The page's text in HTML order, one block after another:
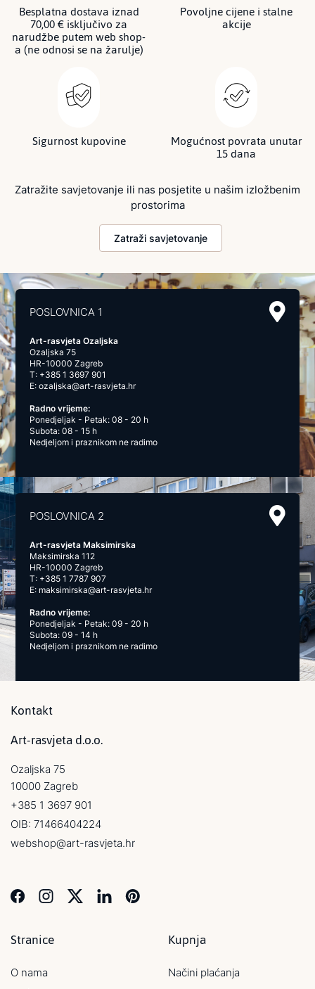
Besplatna dostava iznad
70,00 € isključivo za
narudžbe putem web shop-
a (ne odnosi se na žarulje)
Povoljne cijene i stalne
akcije
Sigurnost kupovine Mogućnost povrata unutar
15 dana
Zatražite savjetovanje ili nas posjetite u našim izložbenim
prostorima
Zatraži savjetovanje
POSLOVNICA 1
Art-rasvjeta Ozaljska
Ozaljska 75
HR-10000 Zagreb
T: +385 1 3697 901
E:ozaljska@art-rasvjeta.hr
Radno vrijeme:
Ponedjeljak - Petak: 08 - 20 h
Subota: 08 - 15 h
Nedjeljom i praznikom ne radimo
POSLOVNICA 2
Art-rasvjeta Maksimirska
Maksimirska 112
HR-10000 Zagreb
T: +385 1 7787 907
E: maksimirska@art-rasvjeta.hr
Radno vrijeme:
Ponedjeljak - Petak: 09 - 20 h
Subota: 09 - 14 h
Nedjeljom i praznikom ne radimo
Kontakt
Art-rasvjeta d.o.o.
Ozaljska 75
10000 Zagreb
+385 1 3697 901
OIB: 71466404224
webshop@art-rasvjeta.hr
Stranice
O nama
Kupnja
Načini plaćanja